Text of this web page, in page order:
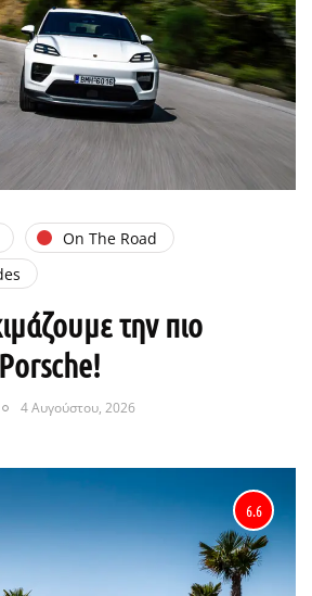
On The Road
την πιο
4 Αυγούστου, 2026
6.6